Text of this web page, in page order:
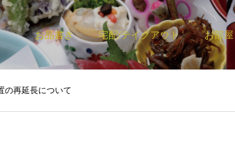
お品書き 宅配/テイクアウト お部屋
の再延長について